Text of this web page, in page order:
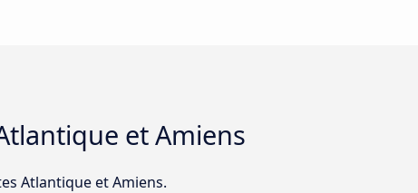
et Amiens
Atlantique et Amiens.